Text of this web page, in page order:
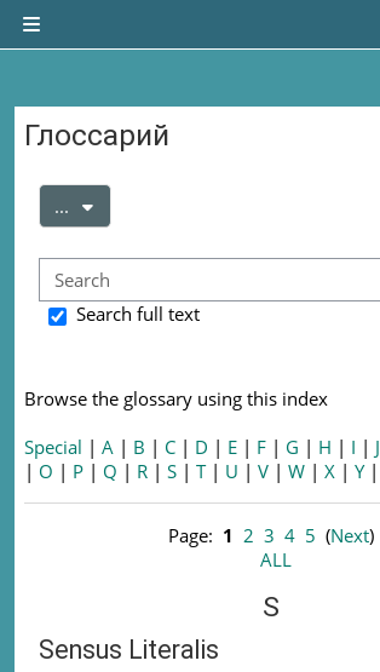
Skip to main content
Side panel
Глоссарий
... Export entries
Search full text
Browse the glossary using this index
Special | A | B | C | D | E | F | G | H | I | J
| O | P | Q | R | S | T| U | V | W | X | Y|
Page: 1 2 3 4 5 (Next)
ALL
S
Sensus Literalis